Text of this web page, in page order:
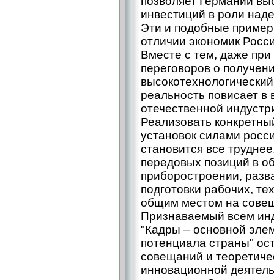
инвестиций в роли
Эти и подобные
отличии экономик
Вместе с тем, даже
переговоров о
реальность повисает в
отечественной
Реализовать
установок силами
становится все
передовых позиций в
приборостроении,
подготовки рабочих,
общим местом на
Признаваемый всем
"Кадры – основной
потенциала страны"
совещаний и
инновационной